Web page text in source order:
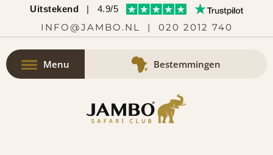
Uitstekend | 4.9/5
INFO@JAMBO.NL | 020 2012 740
Menu Bestemmingen